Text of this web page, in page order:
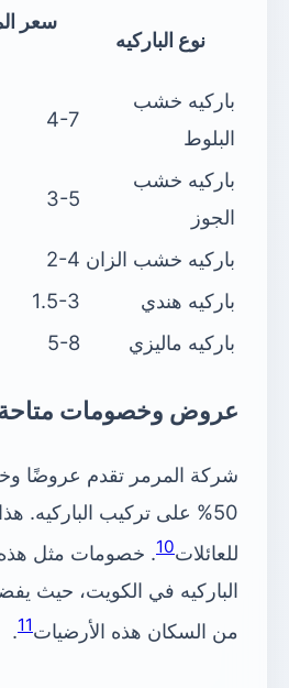
نوع الباركيه
سعر
باركيه خشب
البلوط
4-7
باركيه خشب
الجوز
3-5
باركيه خشب الزان 2-4
باركيه هندي
1.5-3
باركيه ماليزي
5-8
عروض وخصومات
شركة المرمر تقدم عروضًا
50% على تركيب الباركيه.
للعائلات10. خصومات مثل هذه
من السكان هذه الأرضيات11
.